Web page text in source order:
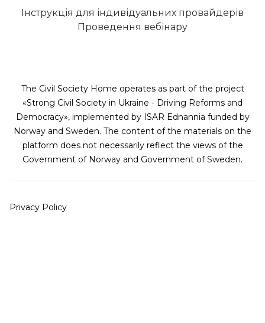
Інструкція для індивідуальних провайдерів
Проведення вебінару
The Civil Society Home operates as part of the project
«Strong Civil Society in Ukraine - Driving Reforms and
Democracy», implemented by ISAR Ednannia funded by
Norway and Sweden. The content of the materials on the
platform does not necessarily reflect the views of the
Government of Norway and Government of Sweden.
Privacy Policy